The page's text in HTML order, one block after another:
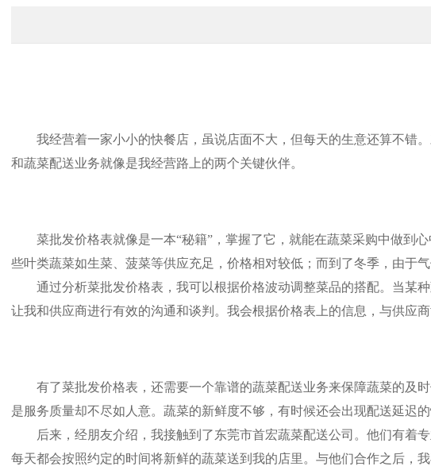
我经营着一家小小的快餐店，虽说店面不大，但每天的生意还算不错。
和蔬菜配送业务就像是我经营路上的两个关键伙伴。
菜批发价格表就像是一本“秘籍”，掌握了它，就能在蔬菜采购中做到心
些叶类蔬菜如生菜、菠菜等供应充足，价格相对较低；而到了冬季，由于
通过分析菜批发价格表，我可以根据价格波动调整菜品的搭配。当某种
让我和供应商进行有效的沟通和谈判。我会根据价格表上的信息，与供应
有了菜批发价格表，还需要一个靠谱的蔬菜配送业务来保障蔬菜的及时
是服务质量却不尽如人意。蔬菜的新鲜度不够，有时候还会出现配送延迟
后来，经朋友介绍，我接触到了东莞市首宏蔬菜配送公司。他们有着专
每天都会按照约定的时间将新鲜的蔬菜送到我的店里。与他们合作之后，